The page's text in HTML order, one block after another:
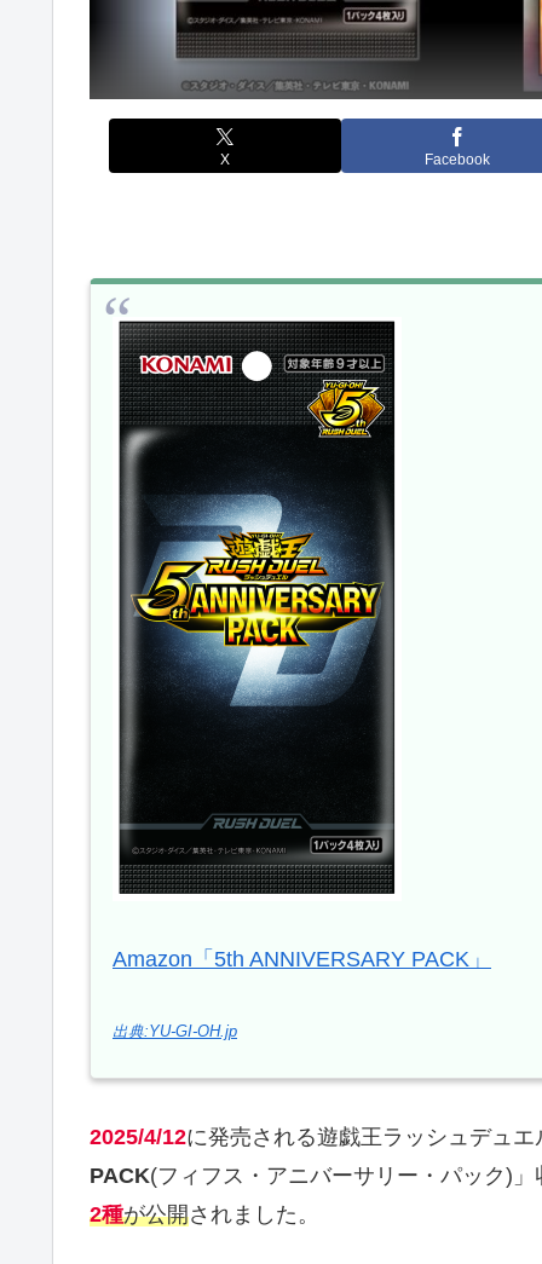
X Facebook
Amazon「5th ANNIVERSARY PACK」
出典:YU-GI-OH.jp
2025/4/12に発売される遊戯王ラッシュデュ
PACK(フィフス・アニバーサリー・パック)」
2種が公開されました。